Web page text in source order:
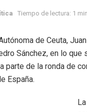
Tiempo de lectura: 1
de Ceuta,
Sánchez, en lo
parte de la ronda de
España.